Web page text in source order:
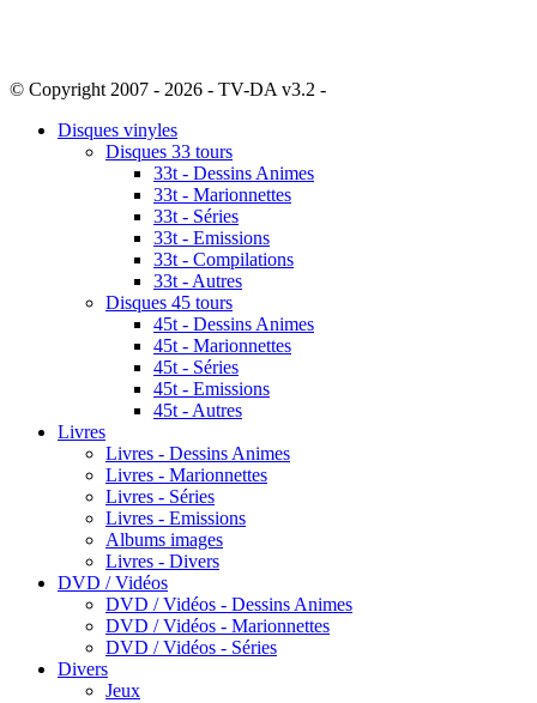
© Copyright 2007 - 2026 - TV-DA v3.2 -
Disques vinyles
Disques 33 tours
33t - Dessins Animes
33t - Marionnettes
33t - Séries
33t - Emissions
33t - Compilations
33t - Autres
Disques 45 tours
45t - Dessins Animes
45t - Marionnettes
45t - Séries
45t - Emissions
45t - Autres
Livres
Livres - Dessins Animes
Livres - Marionnettes
Livres - Séries
Livres - Emissions
Albums images
Livres - Divers
DVD / Vidéos
DVD / Vidéos - Dessins Animes
DVD / Vidéos - Marionnettes
DVD / Vidéos - Séries
Divers
Jeux